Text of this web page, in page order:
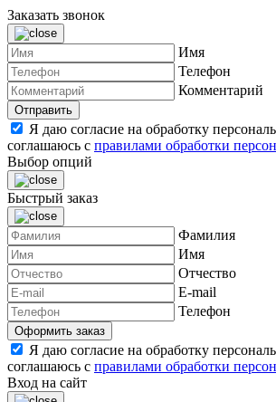
Заказать звонок
Имя
Телефон
Комментарий
Я даю согласие на обработку
соглашаюсь с правилами обработки
Выбор опций
Быстрый заказ
Фамилия
Имя
Отчество
E-mail
Телефон
Я даю согласие на обработку
соглашаюсь с правилами обработки
Вход на сайт